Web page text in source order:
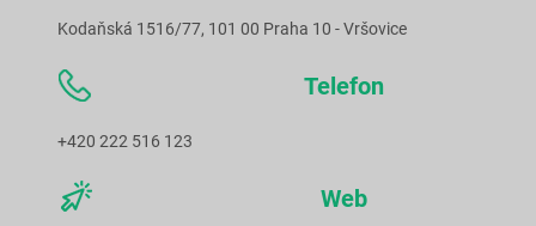
Kodaňská 1516/77, 101 00 Praha 10 - Vršovice
Telefon
+420 222 516 123
Web